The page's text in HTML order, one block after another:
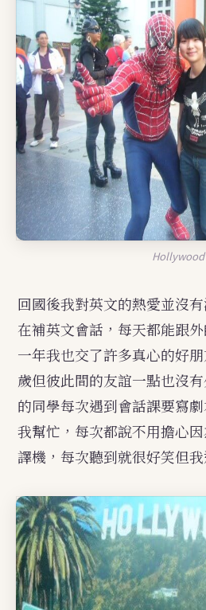
Hollywood
回國後我對英文的熱愛並沒
在補英文會話，每天都能跟
一年我也交了許多真心的好
歲但彼此間的友誼一點也沒
的同學每次遇到會話課要寫
我幫忙，每次都說不用擔心
譯機，每次聽到就很好笑但